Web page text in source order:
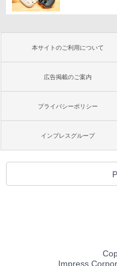
本サイトのご利用について
広告掲載のご案内
プライバシーポリシー
インプレスグループ
Impress